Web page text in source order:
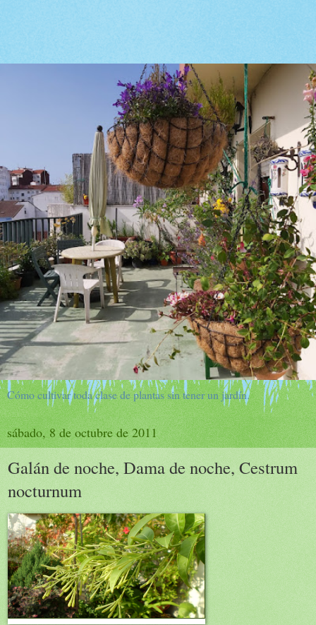
Cómo cultivar toda clase de plantas sin tener un jardín.
sábado, 8 de octubre de 2011
Galán de noche, Dama de noche, Cestrum
nocturnum